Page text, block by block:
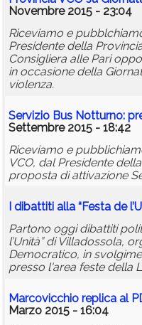
Novembre 2015 - 23:04
Riceviamo e
Presidente della
Consigliera alle Pari
in occasione della
violenza.
Servizio Bus Notturno:
Settembre 2015 - 18:42
Riceviamo e
VCO, dal Presidente
proposta di attivazione
I dibattiti alla “Festa de
Partono oggi dibattiti
l’Unità” di Villadossola,
Democratico, in
presso l'area feste della
Marcovicchio replica al
Marzo 2015 - 16:04